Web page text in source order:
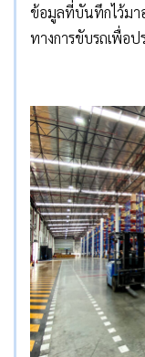
ข้อมูลที่บันทึกไว้มา
ทางการขับรถเพื่อป